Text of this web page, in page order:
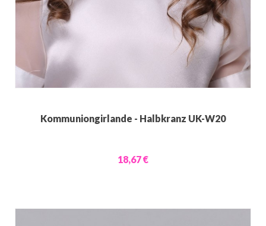
Kommuniongirlande - Halbkranz UK-W20
18,67 €